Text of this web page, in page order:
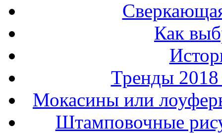
Как
Тренды
Мокасины или
Штамповочные